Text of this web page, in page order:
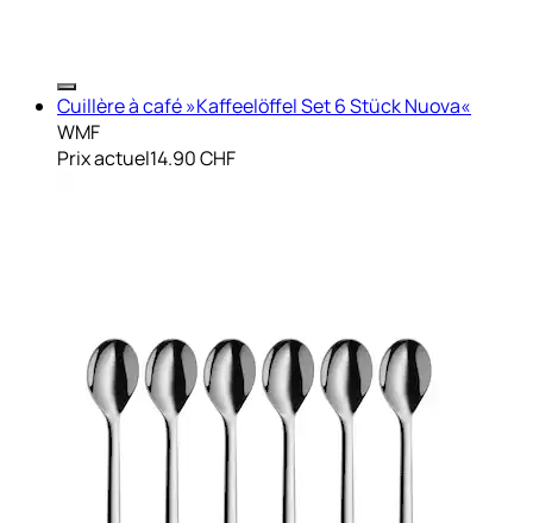
Cuillère à café »Kaffeelöffel Set 6 Stück Nuova«
WMF
Prix actuel14.90 CHF